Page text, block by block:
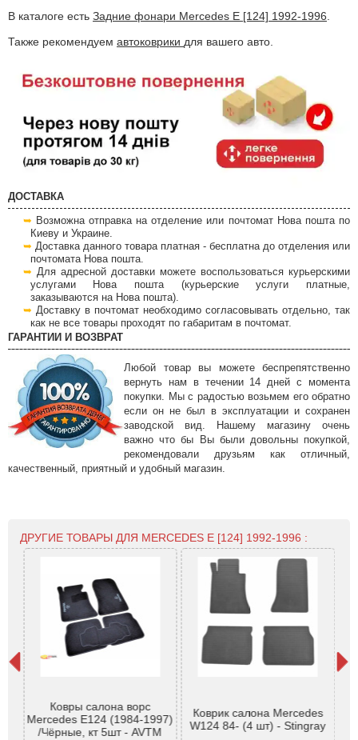
В каталоге есть Задние фонари Mercedes E [124] 1992-1996
Также рекомендуем автоковрики для вашего авто.
ДОСТАВКА
Возможна отправка на отделение или почтомат Нова пошта по
Киеву и Украине.
Доставка данного товара платная - бесплатна до отделения или
почтомата Нова пошта.
Для адресной доставки можете воспользоваться курьерскими
услугами Нова пошта (курьерские услуги платные,
заказываются на Нова пошта).
Доставку в почтомат необходимо согласовывать отдельно, так
как не все товары проходят по габаритам в почтомат.
ГАРАНТИИ И ВОЗВРАТ
Любой товар вы можете беспрепятственно
вернуть нам в течении 14 дней с момента
покупки. Мы с радостью возьмем его обратно
если он не был в эксплуатации и сохранен
заводской вид. Нашему магазину очень
важно что бы Вы были довольны покупкой,
рекомендовали друзьям как отличный,
качественный, приятный и удобный магазин.
ДРУГИЕ ТОВАРЫ ДЛЯ MERCEDES E [124] 1992-1996 :
Ковры салона ворс
Mercedes E124 (1984-1997)
/Чёрные, кт 5шт - AVTM
Коврик салона Mercedes
W124 84- (4 шт) - Stingray